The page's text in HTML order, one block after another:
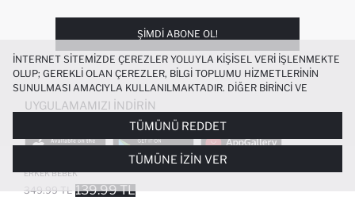
%100 PAMUK OVERSIZE BASKILI TIŞÖRT
ERKEK BEBEK
349.99 TL 139.99 TL
ŞIMDI ABONE OL!
UYGULAMAMIZI İNDIRIN
POPÜLER KATEGORILER
İNTERNET SITEMIZDE ÇEREZLER YOLUYLA KIŞISEL VERI IŞLENMEKTE
OLUP; GEREKLI OLAN ÇEREZLER, BILGI TOPLUMU HIZMETLERININ
SUNULMASI AMACIYLA KULLANILMAKTADIR. DIĞER BIRINCI VE
ÜÇÜNCÜ TARAF ÇEREZLER ISE SIZE DAHA IYI BIR ALIŞVERIŞ
DENEYIMI SUNULABILMESI, SITEMIZIN DAHA IŞLEVSEL KILINMASI VE
KIŞISELLEŞTIRMESI VE AÇIK RIZA VERMENIZ HALINDE, SIZLERE
YÖNELIK PAZARLAMA FAALIYETLERININ YAPILMASI AMAÇLARIYLA
SINIRLI OLARAK KULLANILACAKTIR. ÇEREZLERE DAIR TERCIHLERINIZI
ÇEREZ TERCIHLERIPANELI ARACILIĞIYLA HER ZAMAN YÖNETEBILIR,
ÇEREZLERLE ILGILI DAHA DETAYLI BILGIYE
TÜMÜNÜ REDDET
TÜMÜNE İZIN VER